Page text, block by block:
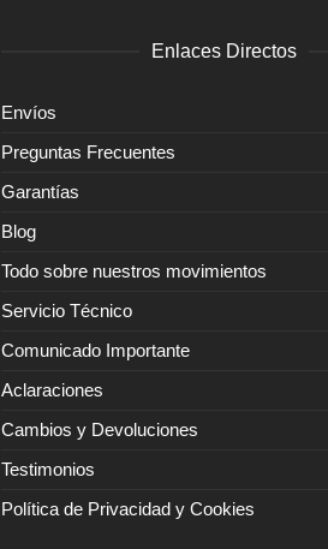
Enlaces Directos
Envíos
Preguntas Frecuentes
Garantías
Blog
Todo sobre nuestros movimientos
Servicio Técnico
Comunicado Importante
Aclaraciones
Cambios y Devoluciones
Testimonios
Política de Privacidad y Cookies